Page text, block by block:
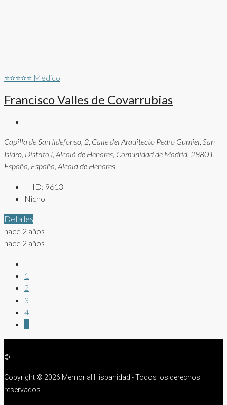
⭐⭐⭐⭐⭐ Médico
Francisco Valles de Covarrubias
Capilla de San Ildefonso, 2, Calle del Arquitecto Pedro Gumiel, San
Isidro, Distrito I, Alcalá de Henares, Comunidad de Madrid, 28801,
España, España, Alcalá de Henares
ID: 9613
Nicho
Detalles
hace 2 años
hace 2 años
1
2
3
4
©
Copyright © 2026 Memorial Hispanidad - Todos los derechos
reservados.